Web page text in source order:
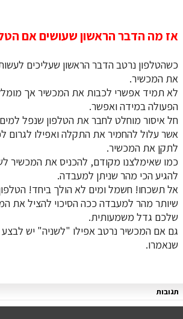
אז מה הדבר הראשון שעושים אם
כשהטלפון נרטב הדבר הראשון שעליכים
את המכשיר.
לא תמיד אפשרי לכבות את המכשיר אך
הפעולה במידה ואפשר.
חל איסור מוחלט לחבר את הטלפון שנפל
אשר עלול להחמיר את התקלה ואפילו לגרום
לתקן את המכשיר.
כמו שאימלצנו מקודם, להכניס את המכשיר
להגיע הכי מהר שניתן למעבדה.
אל תשכחו! חשמל ומים לא הולך ביחד!
שיותר מהר למעבדה ככה הסיכוי להציל את
שלכם גדל משמעותית.
גם אם המכשיר נרטב אפילו "לשניה" יש
שנאמרו.
תגובות